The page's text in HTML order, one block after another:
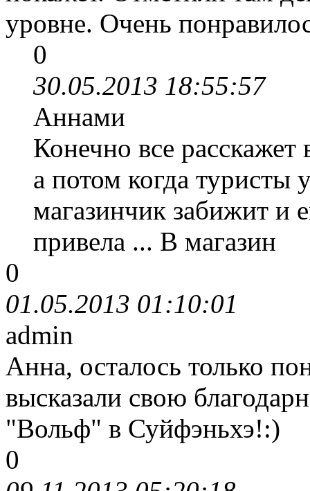
уровне. Очень
0
30.05.2013 18:55:57
Аннами
Конечно все расскажет
а потом когда туристы
магазинчик забижит и
привела ... В магазин
0
01.05.2013 01:10:01
admin
Анна, осталось только
высказали свою
"Вольф" в Суйфэньхэ!:)
0